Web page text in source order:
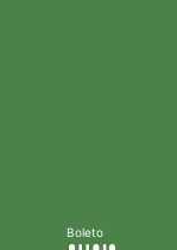
Boleto